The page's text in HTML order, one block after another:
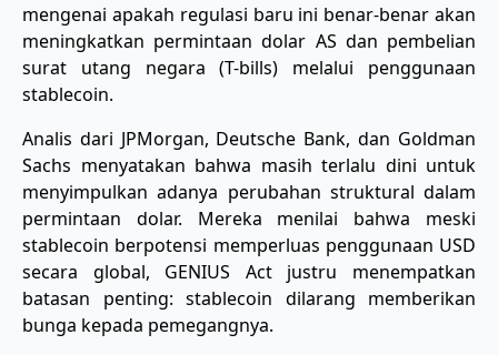
mengenai apakah regulasi baru ini benar-benar akan
meningkatkan permintaan dolar AS dan pembelian
surat utang negara (T-bills) melalui penggunaan
stablecoin.
Analis dari JPMorgan, Deutsche Bank, dan Goldman
Sachs menyatakan bahwa masih terlalu dini untuk
menyimpulkan adanya perubahan struktural dalam
permintaan dolar. Mereka menilai bahwa meski
stablecoin berpotensi memperluas penggunaan USD
secara global, GENIUS Act justru menempatkan
batasan penting: stablecoin dilarang memberikan
bunga kepada pemegangnya.